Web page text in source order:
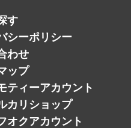
ップ
ティーアカウント
カリショップ
オクアカウント